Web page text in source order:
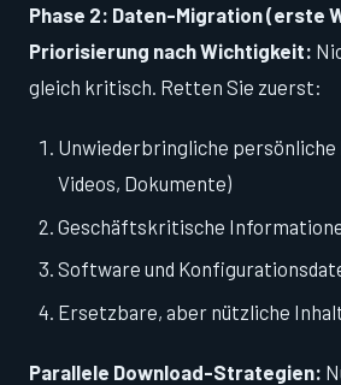
Phase 2: Daten-Migration (erste
Priorisierung nach Wichtigkeit:
gleich kritisch. Retten Sie zuerst:
Unwiederbringliche persönliche
Videos, Dokumente)
Geschäftskritische
Software und
Ersetzbare, aber nützliche
Parallele Download-Strategien: